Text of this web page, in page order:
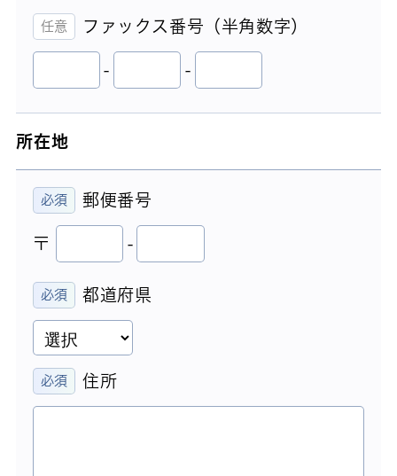
ファックス番号（半角数字）
- -
所在地
郵便番号
〒 -
都道府県
住所